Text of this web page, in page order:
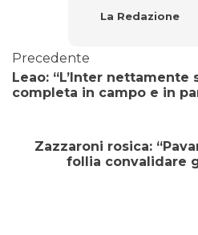
La Redazione
Precedente
Leao: “L’Inter nettamente
completa in campo e in
Zazzaroni rosica:
follia convalidare